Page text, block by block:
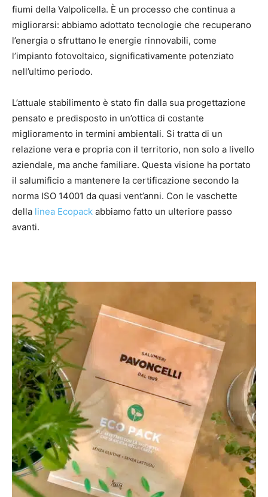
fiumi della Valpolicella. È un processo che continua a
migliorarsi: abbiamo adottato tecnologie che recuperano
l’energia o sfruttano le energie rinnovabili, come
l’impianto fotovoltaico, significativamente potenziato
nell’ultimo periodo.
L’attuale stabilimento è stato fin dalla sua progettazione
pensato e predisposto in un’ottica di costante
miglioramento in termini ambientali. Si tratta di un
relazione vera e propria con il territorio, non solo a livello
aziendale, ma anche familiare. Questa visione ha portato
il salumificio a mantenere la certificazione secondo la
norma ISO 14001 da quasi vent’anni. Con le vaschette
della linea Ecopack abbiamo fatto un ulteriore passo
avanti.